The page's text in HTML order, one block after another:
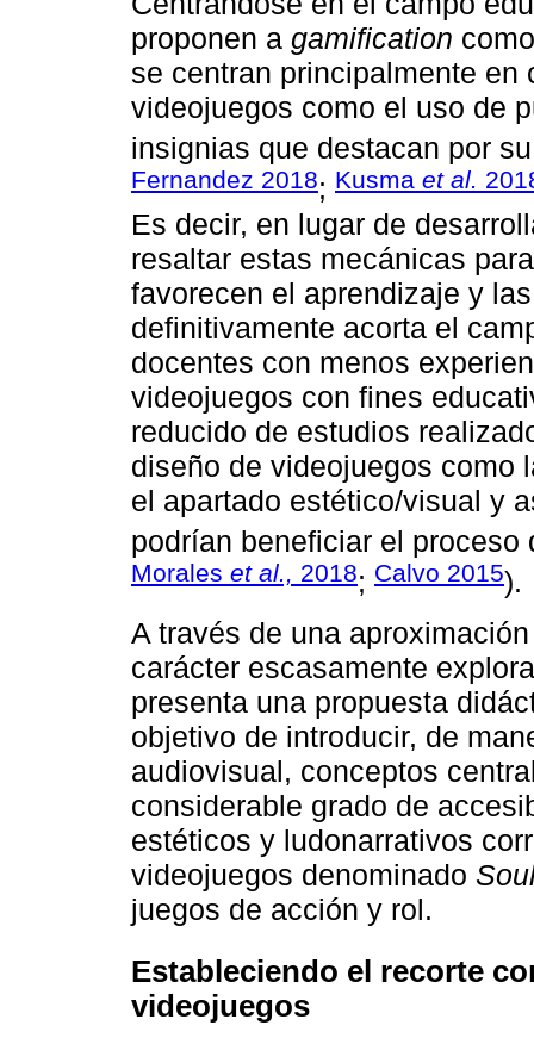
proponen a gamification
se centran principalmente
videojuegos como el uso de
insignias que destacan por
Fernandez 2018; Kusma et al.
Es decir, en lugar de
resaltar estas mecánicas
favorecen el aprendizaje y
definitivamente acorta el
docentes con menos
videojuegos con fines
reducido de estudios
diseño de videojuegos como
el apartado estético/visual y
podrían beneficiar el proceso
Morales et al., 2018; Calvo 2015).
A través de una
carácter escasamente
presenta una propuesta
objetivo de introducir, de
audiovisual, conceptos
considerable grado de
estéticos y ludonarrativos
videojuegos denominado
juegos de acción y rol.
Estableciendo el recorte
videojuegos